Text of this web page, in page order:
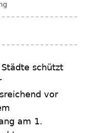
schützt
vor
am 1.